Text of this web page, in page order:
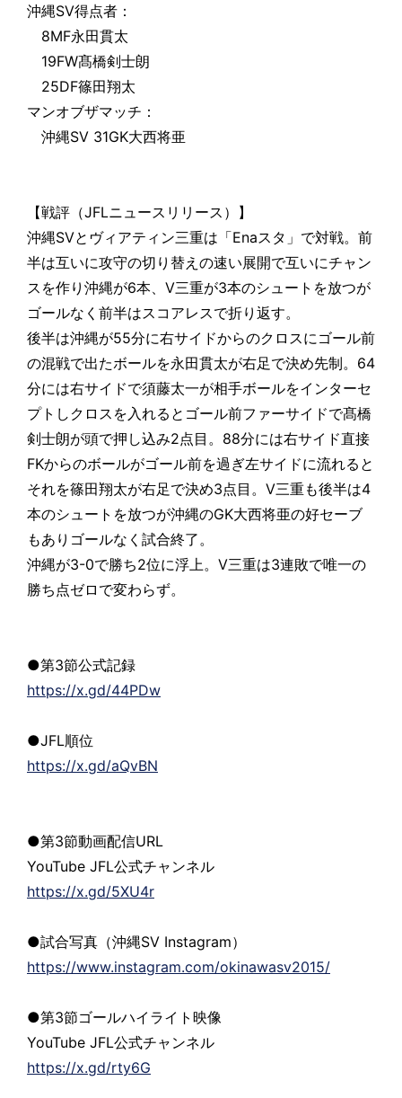
沖縄SV得点者：
8MF永田貫太
19FW髙橋剣士朗
25DF篠田翔太
マンオブザマッチ：
沖縄SV 31GK大西将亜
【戦評（JFLニュースリリース）】
沖縄SVとヴィアティン三重は「Enaスタ」で対戦。前
半は互いに攻守の切り替えの速い展開で互いにチャン
スを作り沖縄が6本、V三重が3本のシュートを放つが
ゴールなく前半はスコアレスで折り返す。
後半は沖縄が55分に右サイドからのクロスにゴール前
の混戦で出たボールを永田貫太が右足で決め先制。64
分には右サイドで須藤太一が相手ボールをインターセ
プトしクロスを入れるとゴール前ファーサイドで髙橋
剣士朗が頭で押し込み2点目。88分には右サイド直接
FKからのボールがゴール前を過ぎ左サイドに流れると
それを篠田翔太が右足で決め3点目。V三重も後半は4
本のシュートを放つが沖縄のGK大西将亜の好セーブ
もありゴールなく試合終了。
沖縄が3-0で勝ち2位に浮上。V三重は3連敗で唯一の
勝ち点ゼロで変わらず。
●第3節公式記録
https://x.gd/44PDw
●JFL順位
https://x.gd/aQvBN
●第3節動画配信URL
YouTube JFL公式チャンネル
https://x.gd/5XU4r
●試合写真（沖縄SV Instagram）
https://www.instagram.com/okinawasv2015/
●第3節ゴールハイライト映像
YouTube JFL公式チャンネル
https://x.gd/rty6G